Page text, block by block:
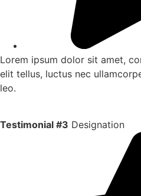
Lorem ipsum dolor sit amet,
elit tellus, luctus nec
leo.
Testimonial #3 Designation